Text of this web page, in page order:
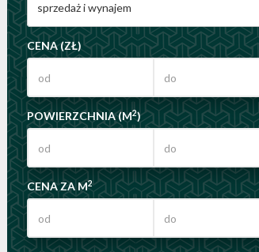
sprzedaż i wynajem
CENA (ZŁ)
POWIERZCHNIA (M2)
CENA ZA M2